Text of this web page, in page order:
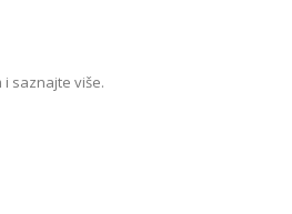
i saznajte više.